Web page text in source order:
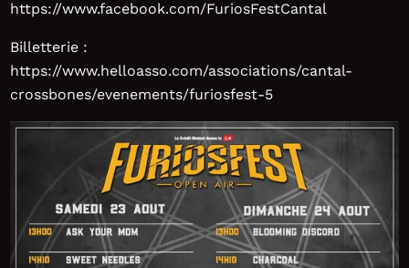
https://www.facebook.com/FuriosFestCantal
Billetterie :
https://www.helloasso.com/associations/cantal-
crossbones/evenements/furiosfest-5